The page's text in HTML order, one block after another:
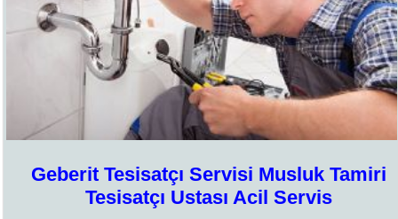
Geberit Tesisatçı Servisi Musluk Tamiri
Tesisatçı Ustası Acil Servis